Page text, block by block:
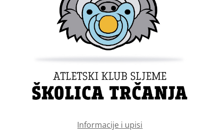
Informacije i upisi